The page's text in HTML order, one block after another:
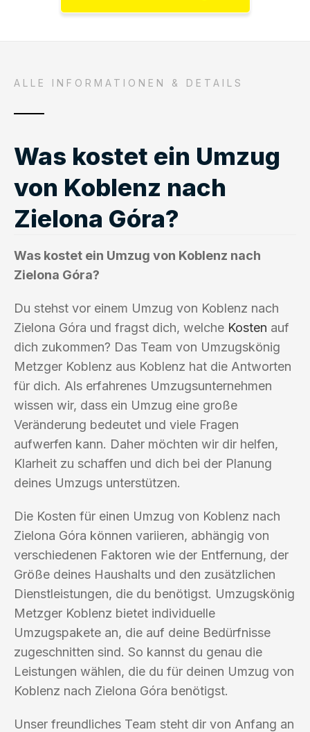
ALLE INFORMATIONEN & DETAILS
Was kostet ein Umzug
von Koblenz nach
Zielona Góra?
Was kostet ein Umzug von Koblenz nach
Zielona Góra?
Du stehst vor einem Umzug von Koblenz nach
Zielona Góra und fragst dich, welche Kosten auf
dich zukommen? Das Team von Umzugskönig
Metzger Koblenz aus Koblenz hat die Antworten
für dich. Als erfahrenes Umzugsunternehmen
wissen wir, dass ein Umzug eine große
Veränderung bedeutet und viele Fragen
aufwerfen kann. Daher möchten wir dir helfen,
Klarheit zu schaffen und dich bei der Planung
deines Umzugs unterstützen.
Die Kosten für einen Umzug von Koblenz nach
Zielona Góra können variieren, abhängig von
verschiedenen Faktoren wie der Entfernung, der
Größe deines Haushalts und den zusätzlichen
Dienstleistungen, die du benötigst. Umzugskönig
Metzger Koblenz bietet individuelle
Umzugspakete an, die auf deine Bedürfnisse
zugeschnitten sind. So kannst du genau die
Leistungen wählen, die du für deinen Umzug von
Koblenz nach Zielona Góra benötigst.
Unser freundliches Team steht dir von Anfang an